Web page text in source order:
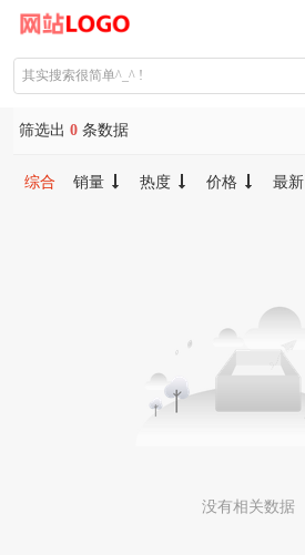
筛选出 0 条数据
综合 销量 热度 价格 最新
没有相关数据